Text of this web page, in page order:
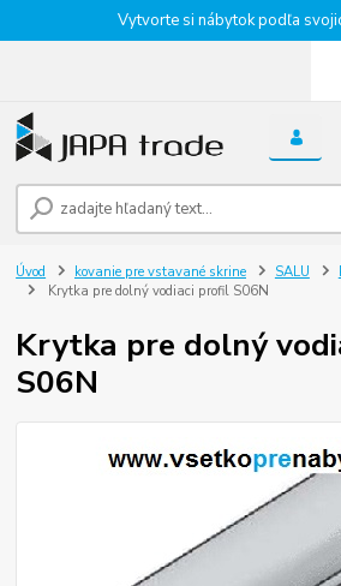
Vytvorte si nábytok podľa
Úvod kovanie pre vstavané skrine SALU
Krytka pre dolný vodiaci profil S06N
Krytka pre dolný
S06N